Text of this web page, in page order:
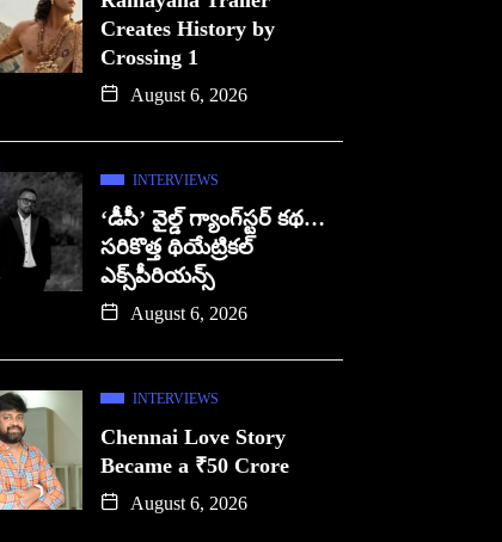
Creates History by
Crossing 1
August 6, 2026
INTERVIEWS
‘డీసీ’ వైల్డ్ గ్యాంగ్‌స్టర్ కథ…
సరికొత్త థియేట్రికల్
ఎక్స్‌పీరియన్స్
August 6, 2026
INTERVIEWS
Chennai Love Story
Became a ₹50 Crore
August 6, 2026